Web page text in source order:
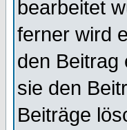
bearbeitet
ferner wird
den Beitrag
sie den
Beiträge